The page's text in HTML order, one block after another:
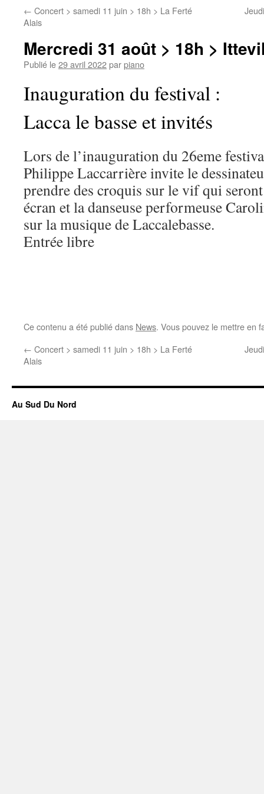
← Concert > samedi 11 juin > 18h > La Ferté
Alais
Mercredi 31 août > 18h >
Publié le29 avril 2022parpiano
Inauguration du festival :
Lacca le basse et invités
Lors de l’inauguration du 26eme
Philippe Laccarrière invite le
prendre des croquis sur le vif qui
écran et la danseuse performeuse
sur la musique de Laccalebasse.
Entrée libre
Ce contenu a été publié dans News. Vous pouvez le mettre en
← Concert > samedi 11 juin > 18h > La Ferté
Alais
Au Sud Du Nord